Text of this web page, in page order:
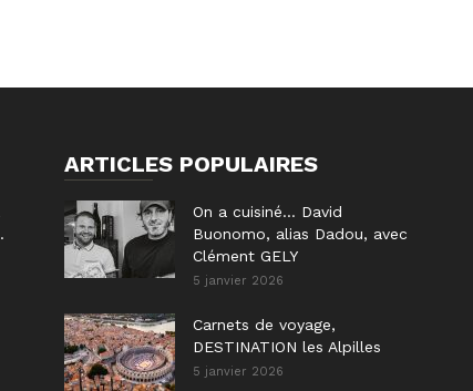
ARTICLES POPULAIRES
On a cuisiné… David
Buonomo, alias Dadou, avec
Clément GELY
5 janvier 2026
Carnets de voyage,
DESTINATION les Alpilles
5 janvier 2026